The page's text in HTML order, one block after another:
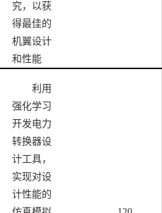
究，以获
得最佳的
机翼设计
和性能
利用
强化学习
开发电力
转换器设
计工具，
实现对设
计性能的